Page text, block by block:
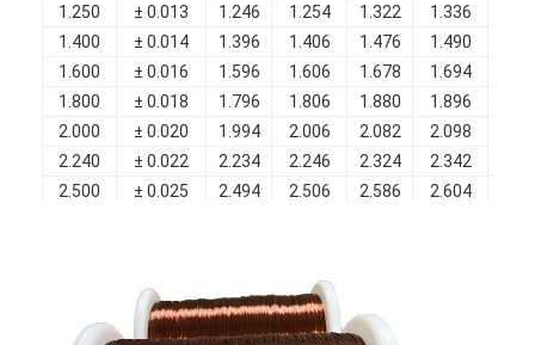
Filtro di rame piatto smaltato
Filati ricoperti di seta
cavo del litz
1.250
± 0.013 1.246 1.254 1.322 1.336
1.400
± 0.014 1.396 1.406 1.476 1.490
1.600
± 0.016 1.596 1.606 1.678 1.694
1.800
± 0.018 1.796 1.806 1.880 1.896
2.000
± 0.020 1.994 2.006 2.082 2.098
2.240
± 0.022 2.234 2.246 2.324 2.342
2.500
± 0.025 2.494 2.506 2.586 2.604